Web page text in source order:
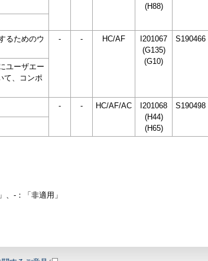
(H88)
るためのウ
- - HC/AF
I201067
(G135)
(G10)
S190466
ユーザエー
て、コンポ
- - HC/AF/AC
I201068
(H44)
(H65)
S190498
-：「非適用」